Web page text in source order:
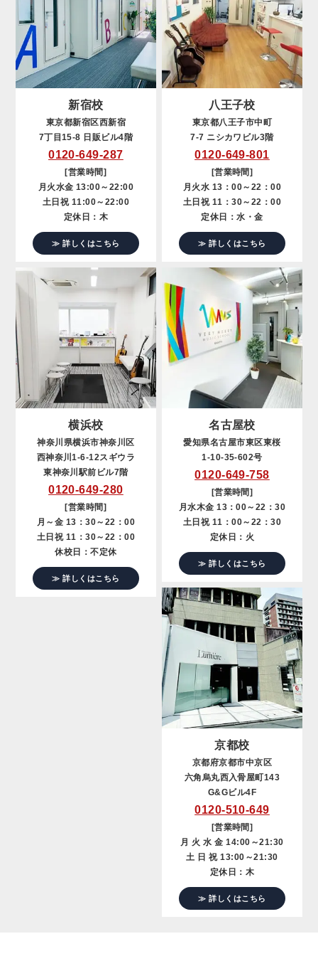
新宿校
東京都新宿区西新宿
7丁目15-8 日販ビル4階
0120-649-287
[営業時間]
月火水金 13:00～22:00
土日祝 11:00～22:00
定休日：木
≫ 詳しくはこちら
八王子校
東京都八王子市中町
7-7 ニシカワビル3階
0120-649-801
[営業時間]
月火水 13：00～22：00
土日祝 11：30～22：00
定休日：水・金
≫ 詳しくはこちら
横浜校
神奈川県横浜市神奈川区
西神奈川1-6-12スギウラ
東神奈川駅前ビル7階
0120-649-280
[営業時間]
月～金 13：30～22：00
土日祝 11：30～22：00
休校日：不定休
≫ 詳しくはこちら
名古屋校
愛知県名古屋市東区東桜
1-10-35-602号
0120-649-758
[営業時間]
月水木金 13：00～22：30
土日祝 11：00～22：30
定休日：火
≫ 詳しくはこちら
京都校
京都府京都市中京区
六角烏丸西入骨屋町143
G&Gビル4F
0120-510-649
[営業時間]
月 火 水 金 14:00～21:30
土 日 祝 13:00～21:30
定休日：木
≫ 詳しくはこちら